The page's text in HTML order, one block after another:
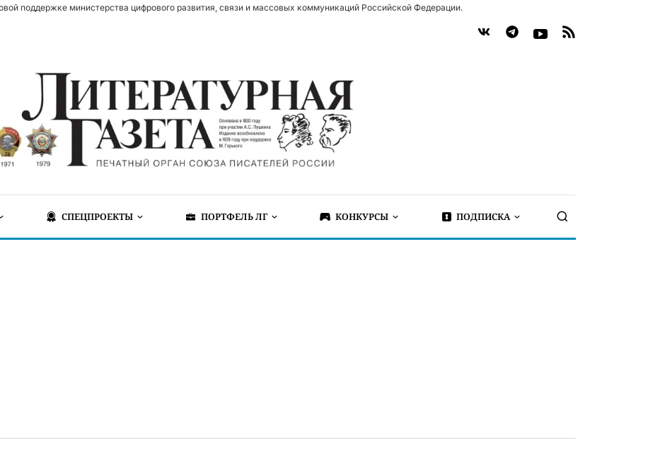
поддержке министерства цифрового развития, связи и массовых коммуникаций Российской Федерации.
СПЕЦПРОЕКТЫ ПОРТФЕЛЬ ЛГ КОНКУРСЫ ПОДПИСКА